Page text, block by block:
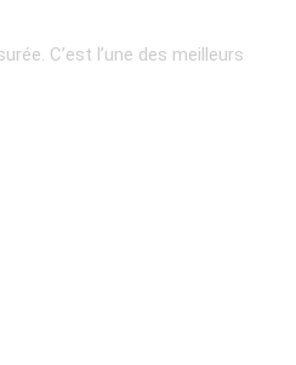
C’est l’une des meilleurs